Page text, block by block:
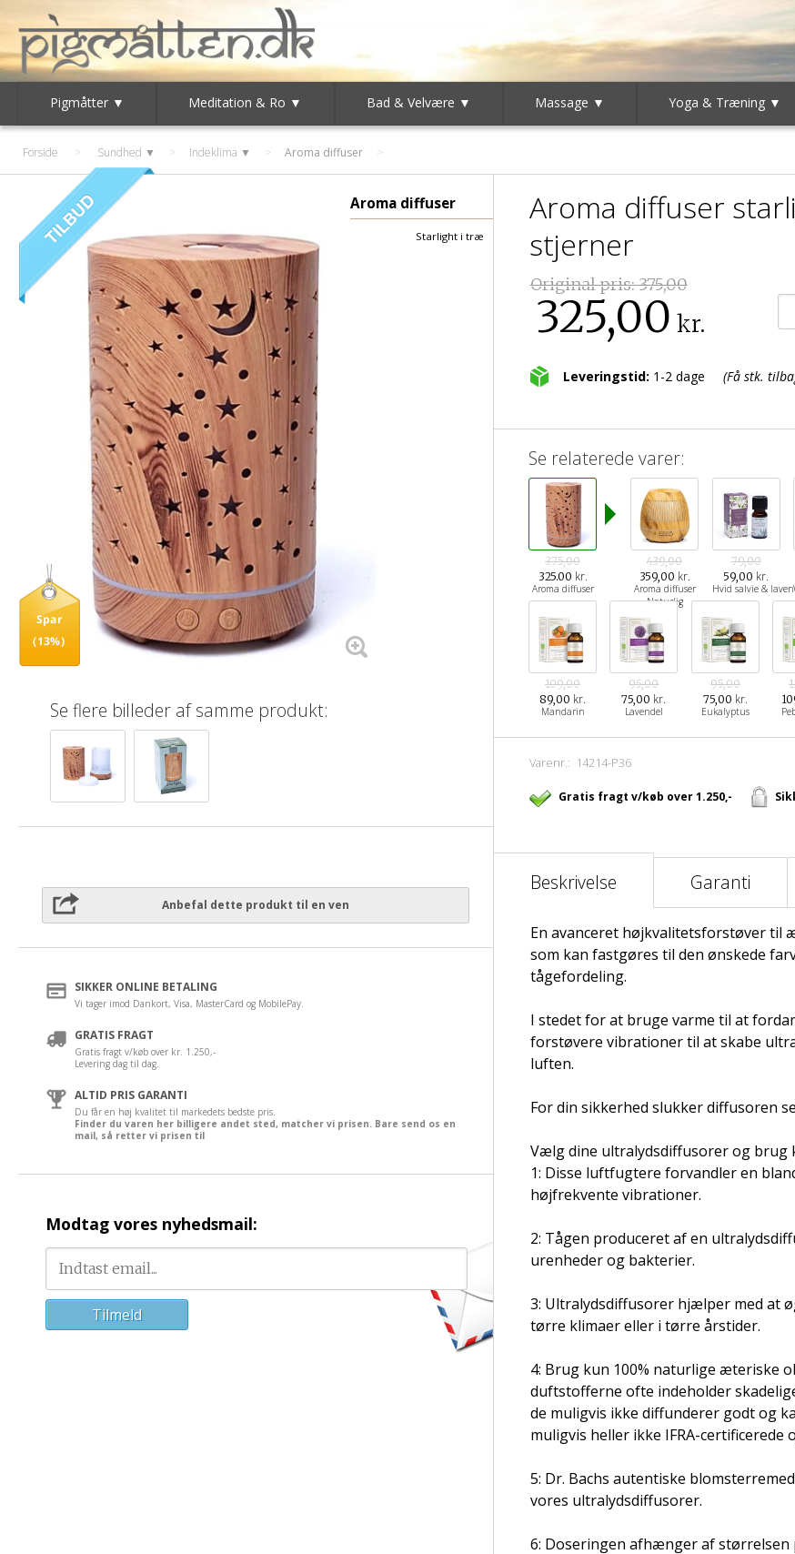
Pigmåtter ▼ Meditation & Ro ▼ Bad & Velvære ▼ Massage ▼ Yoga & Træning ▼
Forside > Sundhed ▼ > Indeklima ▼ > Aroma diffuser
Aroma diffuser
Starlight i træ
Spar
(13%)
Se flere billeder af samme produkt:
Aroma diffuser
stjerner
Original pris:375,00
325,00 kr.
Leveringstid: 1-2 dage (Få stk.
Se relaterede varer:
375,00
325.00 kr.
Aroma diffuser
439,00
359,00 kr.
Aroma diffuser
Naturlig
79,00
59,00 kr.
Hvid salvie &
109,00
89,00 kr.
Mandarin
95,00
75,00 kr.
Lavendel
95,00
75,00 kr.
Eukalyptus
Varenr.: 14214-P36
Gratis fragt v/køb over 1.250,-
Beskrivelse Garanti
En avanceret højkvalitetsforstøver til
som kan fastgøres til den ønskede
tågefordeling.
I stedet for at bruge varme til at
forstøvere vibrationer til at skabe
luften.
For din sikkerhed slukker diffusoren
Vælg dine ultralydsdiffusorer og brug
1: Disse luftfugtere forvandler en
højfrekvente vibrationer.
2: Tågen produceret af en
urenheder og bakterier.
3: Ultralydsdiffusorer hjælper med at
tørre klimaer eller i tørre årstider.
4: Brug kun 100% naturlige æteriske
duftstofferne ofte indeholder
de muligvis ikke diffunderer godt og
muligvis heller ikke IFRA-
5: Dr. Bachs autentiske
vores ultralydsdiffusorer.
6: Doseringen afhænger af størrelsen
Anbefal dette produkt til en ven
SIKKER ONLINE BETALING
Vi tager imod Dankort, Visa, MasterCard og MobilePay.
GRATIS FRAGT
Gratis fragt v/køb over kr. 1.250,-
Levering dag til dag.
ALTID PRIS GARANTI
Du får en høj kvalitet til markedets bedste pris.
Finder du varen her billigere andet sted, matcher vi prisen. Bare send os en
mail, så retter vi prisen til
Modtag vores nyhedsmail: